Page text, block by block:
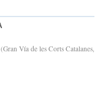
Vía de les Corts Catalanes,